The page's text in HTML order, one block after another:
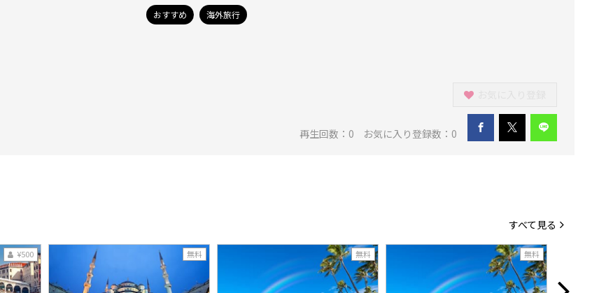
おすすめ 海外旅行
再生回数： 0 お気に入り登録数：0
すべて見る
¥500 無料 無料 無料